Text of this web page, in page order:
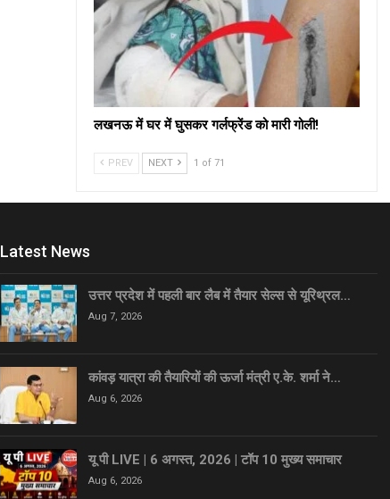
लखनऊ में घर में घुसकर गर्लफ्रेंड को मारी गोली!
PREV NEXT 1 of 71
Latest News
उत्तर प्रदेश में पहली बार लैब में तैयार सेल्स से यूरिथ्रल…
Aug 7, 2026
कांवड़ यात्रा की तैयारियों की ऊर्जा मंत्री ए.के. शर्मा ने…
Aug 6, 2026
यू पी LIVE | 6 अगस्त, 2026 | टॉप 10 मुख्य समाचार
Aug 6, 2026